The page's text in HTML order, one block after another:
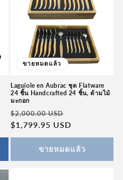
ขายหมดแล้ว
Laguiole en Aubrac ชุด Flatware
24 ชิ้น Handcrafted 24 ชิ้น, ด้ามไม้
มะกอก
ราคา
ปกติ
$2,000.00 USD
โปรโมชัน
$1,799.95 USD
ขายหมดแล้ว